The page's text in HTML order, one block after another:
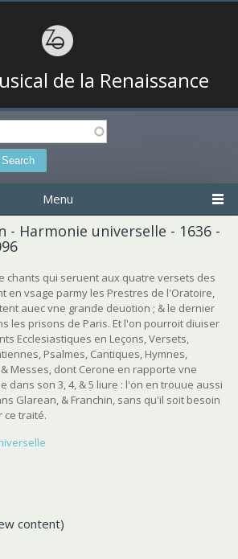
de la Renaissance
Menu
- Harmonie universelle - 1636 -
chants qui seruent aux quatre versets des
en vsage parmy les Prestres de l'Oratoire,
auec vne grande deuotion ; & le dernier
les prisons de Paris. Et l'on pourroit diuiser
Ecclesiastiques en Leçons, Versets,
Psalmes, Cantiques, Hymnes,
Messes, dont Cerone en rapporte vne
dans son 3, 4, & 5 liure : l'on en trouue aussi
Glarean, & Franchin, sans qu'il soit besoin
ce traité.
content)